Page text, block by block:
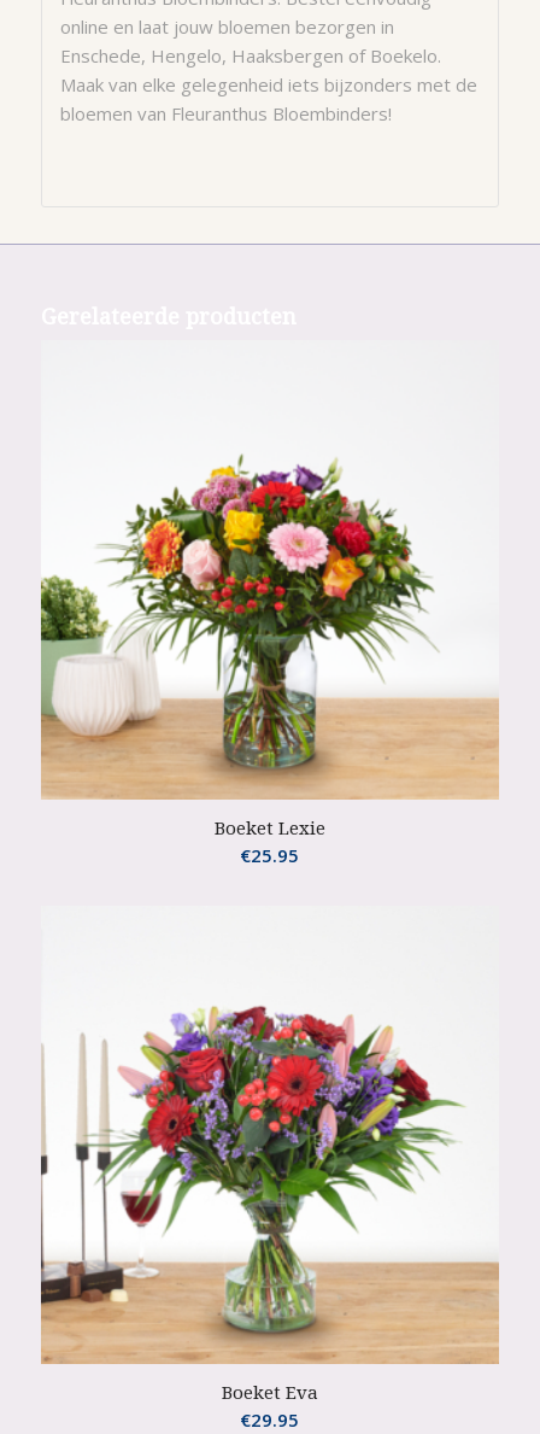
online en laat jouw bloemen bezorgen in
Enschede, Hengelo, Haaksbergen of Boekelo.
Maak van elke gelegenheid iets bijzonders met de
bloemen van Fleuranthus Bloembinders!
Boeket Lexie
€25.95
Boeket Eva
€29.95